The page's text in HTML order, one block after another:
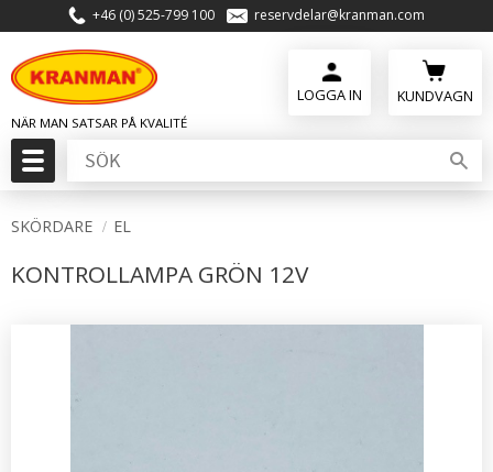
Meny
+46 (0) 525-799 100 reservdelar@kranman.com
KUNDVAGN
SKÖRDARE EL
KONTROLLAMPA GRÖN 12V